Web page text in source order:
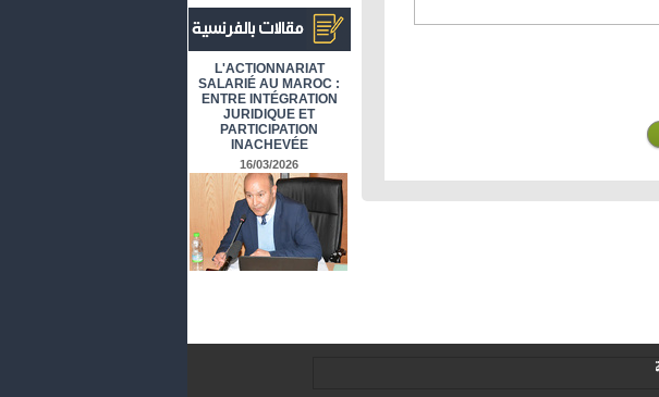
L'ACTIONNARIAT
SALARIÉ AU MAROC :
ENTRE INTÉGRATION
JURIDIQUE ET
PARTICIPATION
INACHEVÉE
16/03/2026